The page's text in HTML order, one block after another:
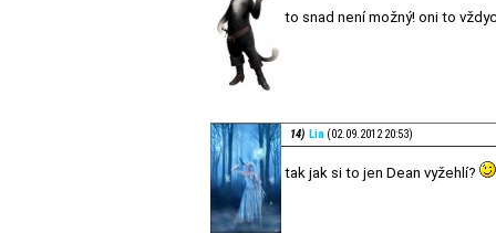
to snad není možný! oni to
14) Lia (02.09.2012 20:53)
tak jak si to jen Dean vyžehlí?